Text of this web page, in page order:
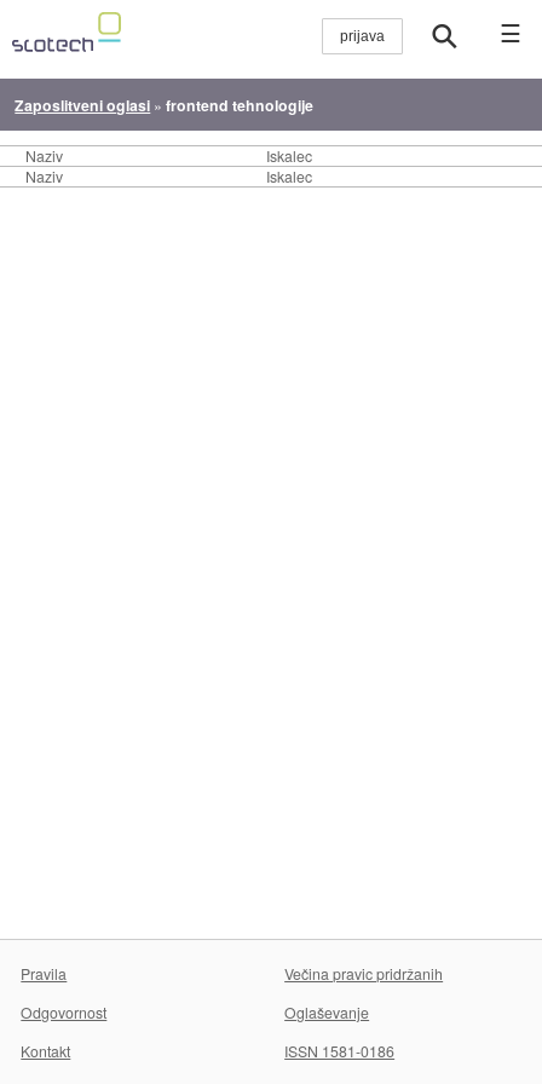
☰
Zaposlitveni oglasi »frontend tehnologije
Naziv
Iskalec
Naziv
Iskalec
Pravila
Večina pravic pridržanih
Odgovornost
Oglaševanje
Kontakt
ISSN 1581-0186